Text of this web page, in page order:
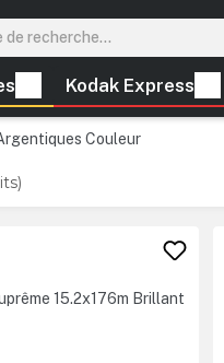
Kodak Express
Couleur